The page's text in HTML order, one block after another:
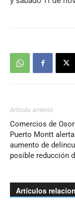
Artículo anterior
Comercios de
Puerto Montt
aumento de
posible reducción
Artículos